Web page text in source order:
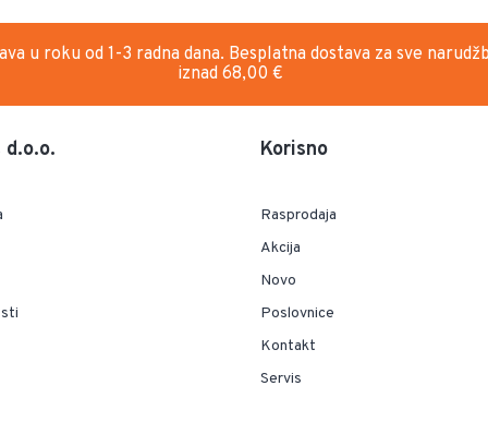
u roku od 1-3 radna dana. Besplatna dostava za sve
iznad 68,00 €
Korisno
Rasprodaja
Akcija
Novo
Poslovnice
Kontakt
Servis